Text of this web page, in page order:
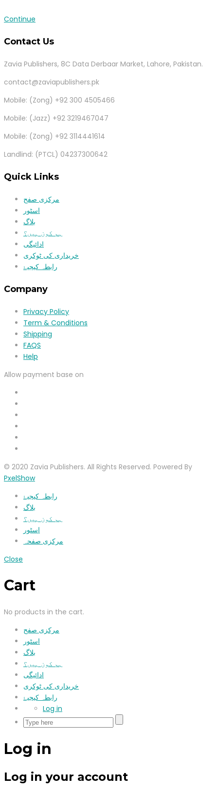
Continue
Contact Us
Zavia Publishers, 8C Data Derbaar Market, Lahore, Pakistan.
contact@zaviapublishers.pk
Mobile: (Zong) +92 300 4505466
Mobile: (Jazz) +92 3219467047
Mobile: (Zong) +92 3114441614
Landlind: (PTCL) 04237300642
Quick Links
مرکزی صفح
اسٹور
بلاگ
ہم کون ہیں؟
ادائیگی
خریداری کی ٹوکری
رابطہ کیجیۓ
Company
Privacy Policy
Term & Conditions
Shipping
FAQS
Help
Allow payment base on
© 2020 Zavia Publishers. All Rights Reserved. Powered By
PxelShow
رابطہ کیجیۓ
بلاگ
ہم کون ہیں؟
اسٹور
مرکزی صفحہ
Close
Cart
No products in the cart.
مرکزی صفح
اسٹور
بلاگ
ہم کون ہیں؟
ادائیگی
خریداری کی ٹوکری
رابطہ کیجیۓ
Log in
Log in
Log in your account